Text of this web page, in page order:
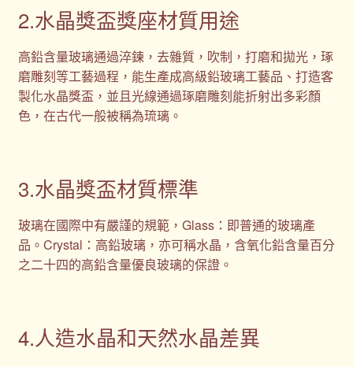
2.水晶獎盃獎座材質用途
高鉛含量玻璃通過淬鍊，去雜質，吹制，打磨和拋光，琢
磨雕刻等工藝過程，能生產成高級鉛玻璃工藝品、打造客
製化水晶獎盃，並且光線通過琢磨雕刻能折射出多彩顏
色，在古代一般被稱為琉璃。
3.水晶獎盃材質標準
玻璃在國際中有嚴謹的規範，Glass：即普通的玻璃產
品。Crystal：高鉛玻璃，亦可稱水晶，含氧化鉛含量百分
之二十四的高鉛含量優良玻璃的保證。
4.人造水晶和天然水晶差異